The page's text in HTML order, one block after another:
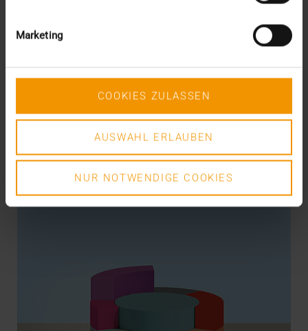
Marketing
COOKIES ZULASSEN
AUSWAHL ERLAUBEN
NUR NOTWENDIGE COOKIES